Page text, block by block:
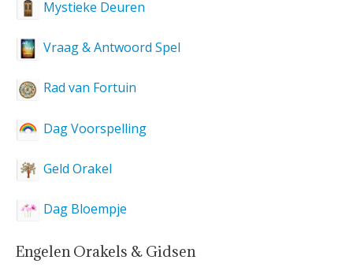
Mystieke Deuren
Vraag & Antwoord Spel
Rad van Fortuin
Dag Voorspelling
Geld Orakel
Dag Bloempje
Engelen Orakels & Gidsen